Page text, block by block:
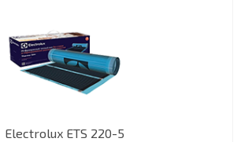
Electrolux ETS 220-5